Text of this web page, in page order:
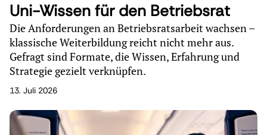
Uni-Wissen für den Betriebsrat
Die Anforderungen an Betriebsratsarbeit wachsen –
klassische Weiterbildung reicht nicht mehr aus.
Gefragt sind Formate, die Wissen, Erfahrung und
Strategie gezielt verknüpfen.
13. Juli 2026